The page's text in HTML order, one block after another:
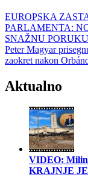
EUROPSKA
PARLAMENTA:
SNAŽNU PORUKU
Peter Magyar
zaokret nakon
Aktualno
VIDEO:
KRAJNJE